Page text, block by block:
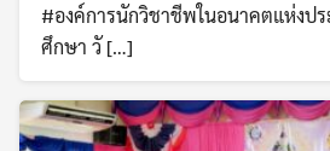
#องค์การนักวิชาชีพในอนาคตแห่งป
ศึกษา วั […]